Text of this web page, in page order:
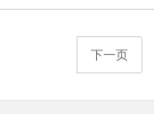
下一页